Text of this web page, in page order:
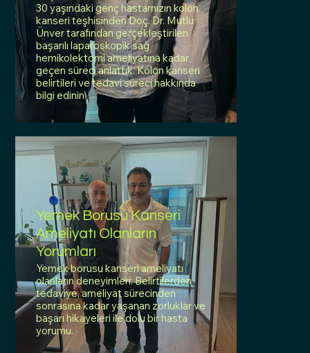
30 yaşındaki genç hastamızın kolon
kanseri teşhisinden Doç. Dr. Mutlu
Ünver tarafından gerçekleştirilen
başarılı laparoskopik sağ
hemikolektomi ameliyatına kadar
geçen süreci anlattık. Kolon kanseri
belirtileri ve tedavi süreci hakkında
bilgi edinin
Yemek Borusu Kanseri
Ameliyatı Olanların
Yorumları
Yemek borusu kanseri ameliyatı
olanların deneyimleri: Belirtilerden
tedaviye, ameliyat sürecinden
sonrasına kadar yaşanan zorluklar ve
başarı hikayeleri ile dolu bir hasta
yorumu.